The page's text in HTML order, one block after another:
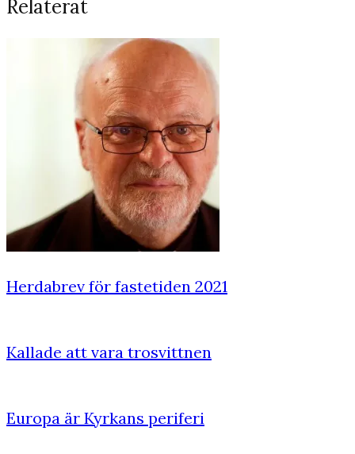
Relaterat
Herdabrev för fastetiden 2021
Kallade att vara trosvittnen
Europa är Kyrkans periferi